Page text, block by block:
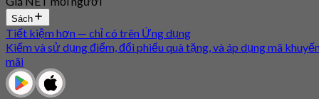
Sách
Tiết kiệm hơn — chỉ có trên Ứng dụng
Kiếm và sử dụng điểm, đổi phiếu quà tặng, và áp dụng mã
mãi